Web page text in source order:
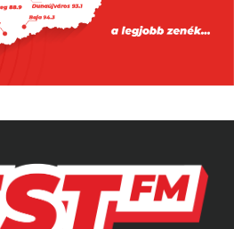
voltak már
Magdolna Rúzsára